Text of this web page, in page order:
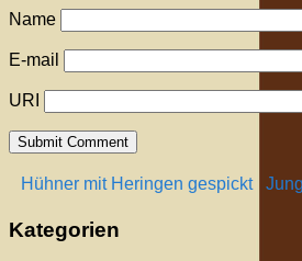
Name
E-mail
URI
Hühner mit Heringen gespickt
Kategorien